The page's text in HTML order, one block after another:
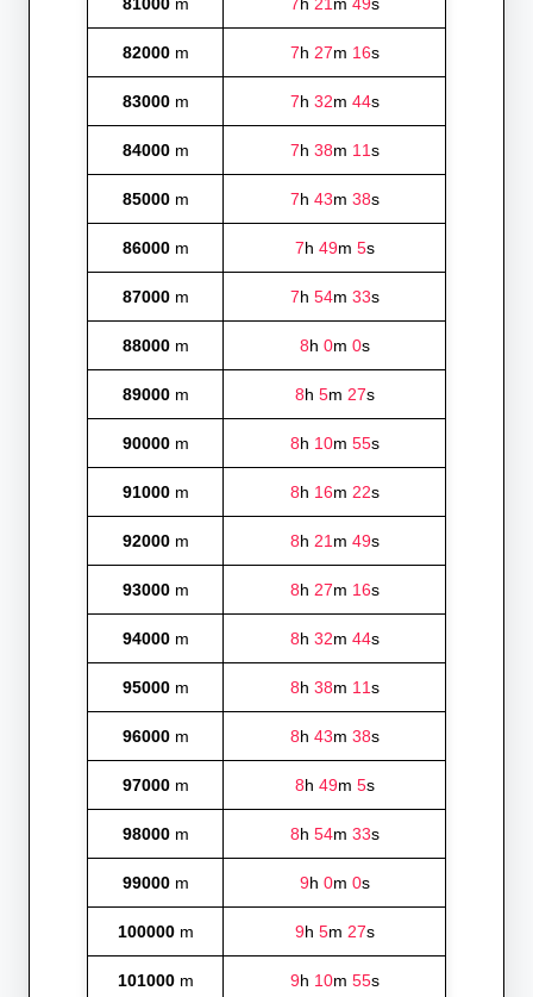
81000m 7h 21m 49s
82000m 7h 27m 16s
83000m 7h 32m 44s
84000m 7h 38m 11s
85000m 7h 43m 38s
86000m 7h 49m 5s
87000m 7h 54m 33s
88000m 8h 0m 0s
89000m 8h 5m 27s
90000m 8h 10m 55s
91000m 8h 16m 22s
92000m 8h 21m 49s
93000m 8h 27m 16s
94000m 8h 32m 44s
95000m 8h 38m 11s
96000m 8h 43m 38s
97000m 8h 49m 5s
98000m 8h 54m 33s
99000m 9h 0m 0s
100000m 9h 5m 27s
101000m 9h 10m 55s